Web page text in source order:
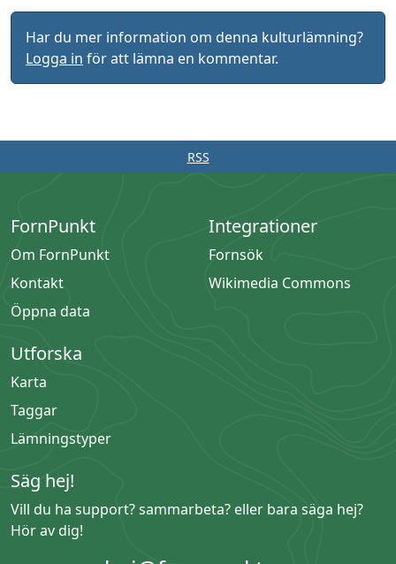
Har du mer information om denna kulturlämning?
Logga in för att lämna en kommentar.
RSS
FornPunkt
Om FornPunkt
Kontakt
Öppna data
Integrationer
Fornsök
Wikimedia Commons
Utforska
Karta
Taggar
Lämningstyper
Säg hej!
Vill du ha support? sammarbeta? eller bara säga hej?
Hör av dig!